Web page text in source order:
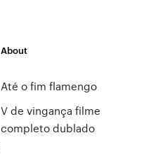
About
Até o fim flamengo
V de vingança filme
completo dublado